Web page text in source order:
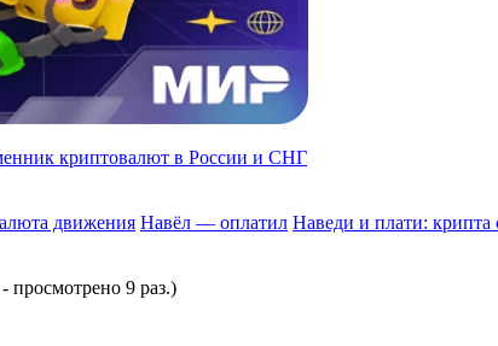
криптовалют в России и СНГ
движения Навёл — оплатил Наведи и плати: крипта
9 раз.)